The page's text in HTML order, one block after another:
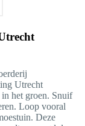
Utrecht
het groen. Snuif
Loop vooral
Deze